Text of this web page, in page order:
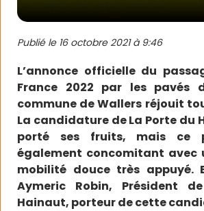
Publié le 16 octobre 2021 à 9:46
L’annonce officielle du
France 2022 par les pavés
commune de Wallers réjouit
La candidature de La Porte du
porté ses fruits, mais ce
également concomitant avec
mobilité douce très appuyé.
Aymeric Robin, Président
Hainaut, porteur de cette